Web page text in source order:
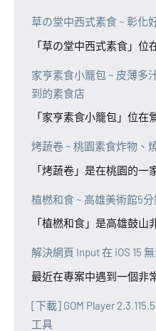
草の堂中西式素食 ~ 彰化
「草の堂中西式素食」
家亨素食小籠包 ~ 皮薄多
到的素食店
「家亨素食小籠包」位
烤蔬卷 ~ 桃園素食炸物、
「烤蔬卷」是在桃園的
植橪和食 ~ 高雄美術館5
「植橪和食」是高雄鼓
解決網頁 Input 在 iOS 15
最近在專案中遇到一個非
[下載] GOM Player
工具